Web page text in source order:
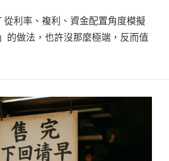
從利率、複利、資金配置角度模擬
的做法，也許沒那麼極端，反而值